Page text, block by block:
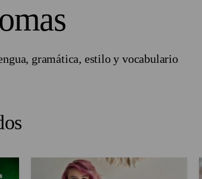
gramática, estilo y vocabulario